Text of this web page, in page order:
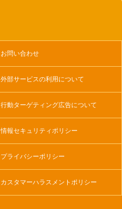
お問い合わせ
外部サービスの利用について
行動ターゲティング広告について
情報セキュリティポリシー
プライバシーポリシー
カスタマーハラスメントポリシー